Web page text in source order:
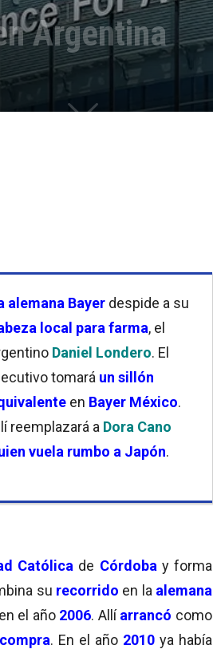
Argentina
alemana Bayer despide a su
local para farma, el
Daniel Londero. El
tomará un sillón
en Bayer México.
reemplazará a Dora Cano
vuela rumbo a Japón.
Católica de Córdoba y forma
su recorrido en la alemana
en el año 2006. Allíarrancó como
compra. En el año 2010 ya había